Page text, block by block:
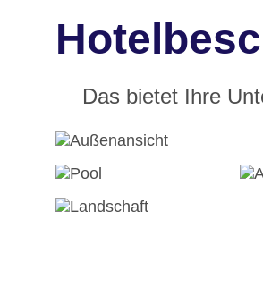
Das bietet Ihre